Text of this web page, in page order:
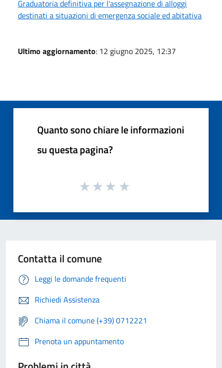
Graduatoria definitiva per l'assegnazione di alloggi
destinati a situazioni di emergenza sociale ed abitativa
Ultimo aggiornamento: 12 giugno 2025, 12:37
Quanto sono chiare le informazioni
su questa pagina?
Contatta il comune
Leggi le domande frequenti
Richiedi Assistenza
Chiama il comune (+39) 0712221
Prenota un appuntamento